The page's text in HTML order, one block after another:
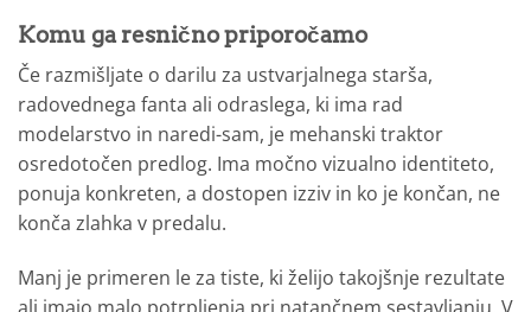
Komu ga resnično priporočamo
Če razmišljate o darilu za ustvarjalnega starša,
radovednega fanta ali odraslega, ki ima rad
modelarstvo in naredi-sam, je mehanski traktor
osredotočen predlog. Ima močno vizualno identiteto,
ponuja konkreten, a dostopen izziv in ko je končan, ne
konča zlahka v predalu.
Manj je primeren le za tiste, ki želijo takojšnje rezultate